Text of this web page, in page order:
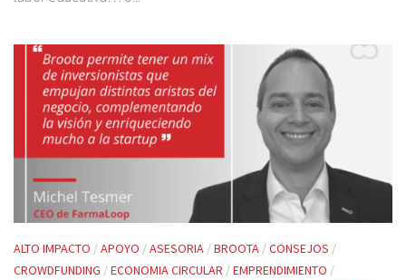
ALTO IMPACTO /APOYO /ASESORIA /BROOTA /CONSEJOS /
CROWDFUNDING /ECONOMIA CIRCULAR /EMPRENDIMIENTO /